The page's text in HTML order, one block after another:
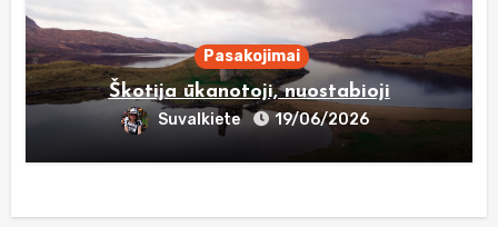
Pasakojimai
Škotija ūkanotoji, nuostabioji
Suvalkiete 19/06/2026